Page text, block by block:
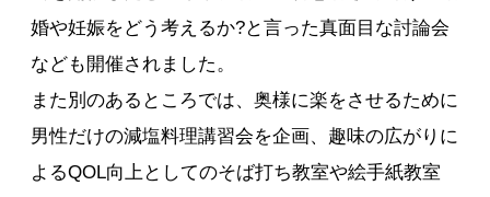
婚や妊娠をどう考えるか?と言った真面目な討論会
なども開催されました。
また別のあるところでは、奥様に楽をさせるために
男性だけの減塩料理講習会を企画、趣味の広がりに
よるQOL向上としてのそば打ち教室や絵手紙教室